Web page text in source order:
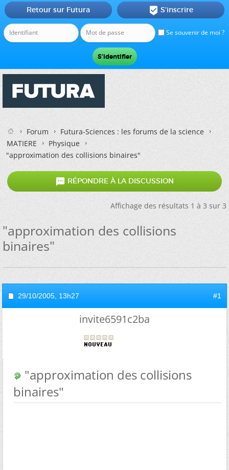
Se souvenir de moi ?
Retour sur Futura  S'inscrire
Forum
Futura-Sciences : les forums de la science
MATIERE
Physique
"approximation des collisions binaires"
 RÉPONDRE À LA DISCUSSION
Affichage des résultats 1 à 3 sur 3
"approximation des collisions
binaires"
29/10/2005, 13h27 #1
invite6591c2ba
"approximation des collisions
binaires"